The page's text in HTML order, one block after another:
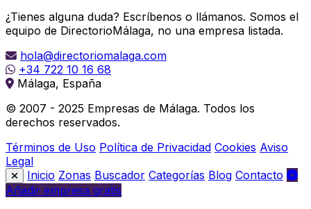
¿Tienes alguna duda? Escríbenos o llámanos. Somos el
equipo de DirectorioMálaga, no una empresa listada.
hola@directoriomalaga.com
+34 722 10 16 68
Málaga, España
© 2007 - 2025 Empresas de Málaga. Todos los
derechos reservados.
Términos de Uso Política de Privacidad Cookies Aviso
Legal
Inicio Zonas Buscador Categorías Blog Contacto
Añadir empresa gratis